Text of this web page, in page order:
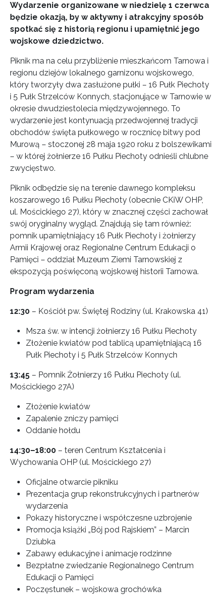
Wydarzenie organizowane w niedzielę 1 czerwca
będzie okazją, by w aktywny i atrakcyjny sposób
spotkać się z historią regionu i upamiętnić jego
wojskowe dziedzictwo.
Piknik ma na celu przybliżenie mieszkańcom Tarnowa i
regionu dziejów lokalnego garnizonu wojskowego,
który tworzyły dwa zasłużone pułki – 16 Pułk Piechoty
i 5 Pułk Strzelców Konnych, stacjonujące w Tarnowie w
okresie dwudziestolecia międzywojennego. To
wydarzenie jest kontynuacją przedwojennej tradycji
obchodów święta pułkowego w rocznicę bitwy pod
Murową – stoczonej 28 maja 1920 roku z bolszewikami
– w której żołnierze 16 Pułku Piechoty odnieśli chlubne
zwycięstwo.
Piknik odbędzie się na terenie dawnego kompleksu
koszarowego 16 Pułku Piechoty (obecnie CKiW OHP,
ul. Mościckiego 27), który w znacznej części zachował
swój oryginalny wygląd. Znajdują się tam również:
pomnik upamiętniający 16 Pułk Piechoty i żołnierzy
Armii Krajowej oraz Regionalne Centrum Edukacji o
Pamięci – oddział Muzeum Ziemi Tarnowskiej z
ekspozycją poświęconą wojskowej historii Tarnowa.
Program wydarzenia
12:30 – Kościół pw. Świętej Rodziny (ul. Krakowska 41)
Msza św. w intencji żołnierzy 16 Pułku Piechoty
Złożenie kwiatów pod tablicą upamiętniającą 16
Pułk Piechoty i 5 Pułk Strzelców Konnych
13:45 – Pomnik Żołnierzy 16 Pułku Piechoty (ul.
Mościckiego 27A)
Złożenie kwiatów
Zapalenie zniczy pamięci
Oddanie hołdu
14:30–18:00 – teren Centrum Kształcenia i
Wychowania OHP (ul. Mościckiego 27)
Oficjalne otwarcie pikniku
Prezentacja grup rekonstrukcyjnych i partnerów
wydarzenia
Pokazy historyczne i współczesne uzbrojenie
Promocja książki „Bój pod Rajskiem” – Marcin
Dziubka
Zabawy edukacyjne i animacje rodzinne
Bezpłatne zwiedzanie Regionalnego Centrum
Edukacji o Pamięci
Poczęstunek – wojskowa grochówka